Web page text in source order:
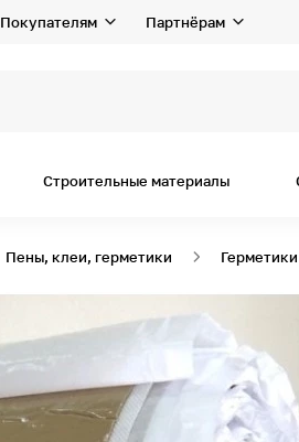
Покупателям Партнёрам
Строительные материалы
Пены, клеи, герметики Герметики